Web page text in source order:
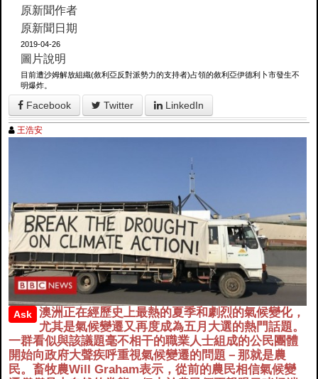
原新聞作者
原新聞日期
2019-04-26
圖片說明
目前遭沙姆解放組織(敘利亞反對派勢力的支持者)占領的敘利亞伊德利卜市發生不
明爆炸。
Facebook Twitter LinkedIn
王浩安
Ask
澳洲正在經歷史上最熱的夏季和劇烈的氣候變化，
尤其是氣候變遷又再度成為五月大選的熱門話題。
一群看似與該議題毫不相干的職業人士組成的公民團體
開始向政府大聲疾呼重視氣候變遷的問題－那就是農
民。畜牧農Will Graham表示，從前的農民相信氣候變